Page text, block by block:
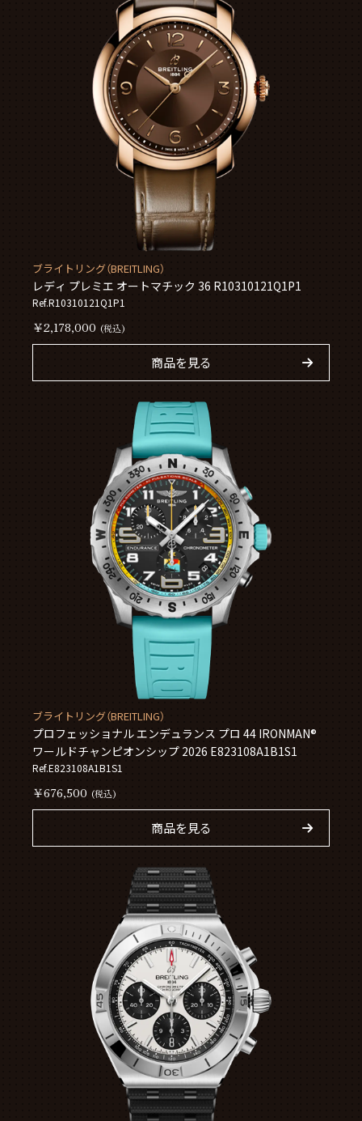
ブライトリング（BREITLING）
レディ プレミエ オートマチック 36 R10310121Q1P1
Ref.R10310121Q1P1
￥2,178,000 (税込)
商品を見る
ブライトリング（BREITLING）
プロフェッショナル エンデュランス プロ 44 IRONMAN®
ワールドチャンピオンシップ 2026 E823108A1B1S1
Ref.E823108A1B1S1
￥676,500 (税込)
商品を見る